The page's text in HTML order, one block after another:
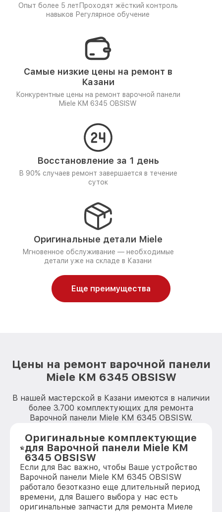
Опыт более 5 лет Проходят жёсткий контроль
навыков Регулярное обучение
Самые низкие цены на ремонт в
Казани
Конкурентные цены на ремонт варочной панели
Miele KM 6345 OBSISW
Восстановление за 1 день
В 90% случаев ремонт завершается в течение
суток
Оригинальные детали Miele
Мгновенное обслуживание — необходимые
детали уже на складе в Казани
Еще преимущества
Цены на ремонт варочной панели
Miele KM 6345 OBSISW
В нашей мастерской в Казани имеются в наличии
более 3.700 комплектующих для ремонта
Варочной панели Miele KM 6345 OBSISW.
Оригинальные комплектующие
для Варочной панели Miele KM
6345 OBSISW
Если для Вас важно, чтобы Ваше устройство
Варочной панели Miele KM 6345 OBSISW
работало безотказно еще длительный период
времени, для Вашего выбора у нас есть
оригинальные запчасти для ремонта Миеле